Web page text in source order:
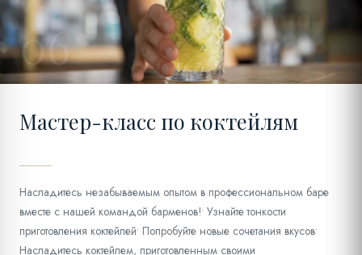
06
Мастер-класс по коктейлям
Насладитесь незабываемым опытом в профессиональном баре
вместе с нашей командой барменов!• Узнайте тонкости
приготовления коктейлей• Попробуйте новые сочетания вкусов•
Насладитесь коктейлем, приготовленным своими